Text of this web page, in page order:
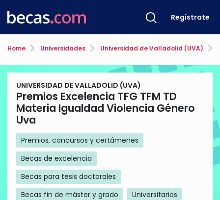
Regístrate
Home Universidades Universidad de Valladolid (UVA)
UNIVERSIDAD DE VALLADOLID (UVA)
Premios Excelencia TFG TFM TD
Materia Igualdad Violencia Género
Uva
Premios, concursos y certámenes
Becas de excelencia
Becas para tesis doctorales
Becas fin de máster y grado
Universitarios